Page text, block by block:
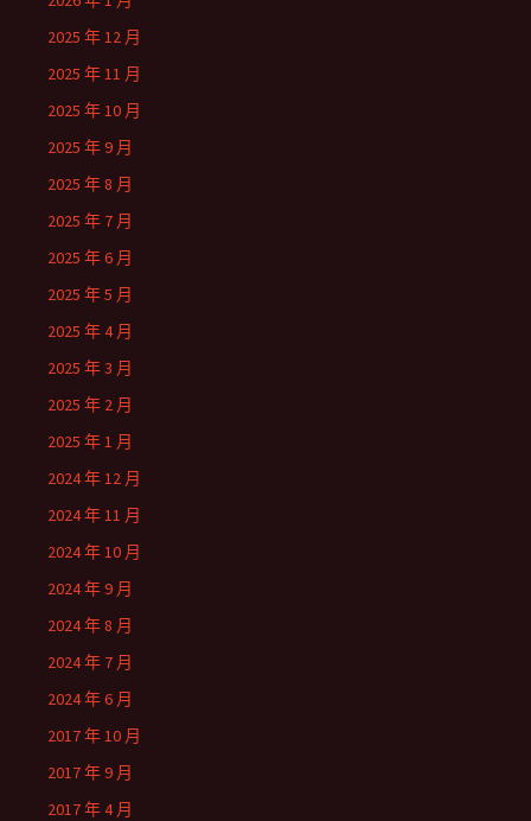
2025 年 12 月
2025 年 11 月
2025 年 10 月
2025 年 9 月
2025 年 8 月
2025 年 7 月
2025 年 6 月
2025 年 5 月
2025 年 4 月
2025 年 3 月
2025 年 2 月
2025 年 1 月
2024 年 12 月
2024 年 11 月
2024 年 10 月
2024 年 9 月
2024 年 8 月
2024 年 7 月
2024 年 6 月
2017 年 10 月
2017 年 9 月
2017 年 4 月